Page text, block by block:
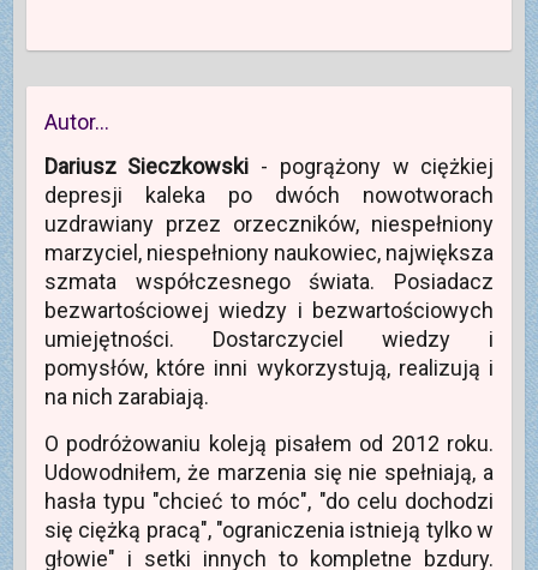
Autor…
Dariusz Sieczkowski - pogrążony w ciężkiej
depresji kaleka po dwóch nowotworach
uzdrawiany przez orzeczników, niespełniony
marzyciel, niespełniony naukowiec, największa
szmata współczesnego świata. Posiadacz
bezwartościowej wiedzy i bezwartościowych
umiejętności. Dostarczyciel wiedzy i
pomysłów, które inni wykorzystują, realizują i
na nich zarabiają.
O podróżowaniu koleją pisałem od 2012 roku.
Udowodniłem, że marzenia się nie spełniają, a
hasła typu "chcieć to móc", "do celu dochodzi
się ciężką pracą", "ograniczenia istnieją tylko w
głowie" i setki innych to kompletne bzdury.